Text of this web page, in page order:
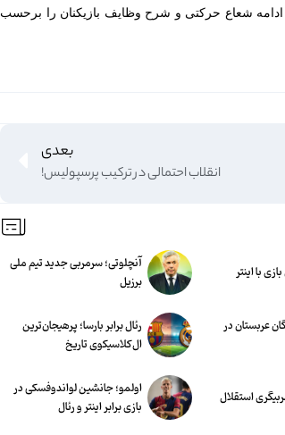
پایه 1-3-2-4 حضور پیدا کرد. در ادامه شعاع حرکتی و شرح وظایف بازیکنان را برحسب
بعدی
انقلاب احتمالی در ترکیب پرسپولیس!
با اینتر
آنچلوتی؛ سرمربی جدید تیم ملی
برزیل
عربستان در
رئال برابر بارسا؛ پرهیجان‌‌ترین
ال‌کلاسیکوی تاریخ
استقلال
اولمو؛ جانشین لواندوفسکی در
بازی برابر اینتر و رئال